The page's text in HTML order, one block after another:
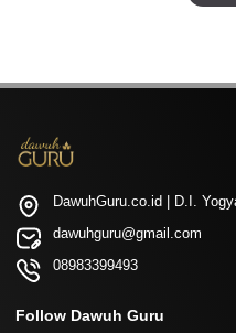
DawuhGuru.co.id | D.I.
dawuhguru@gmail.com
08983399493
Follow Dawuh Guru